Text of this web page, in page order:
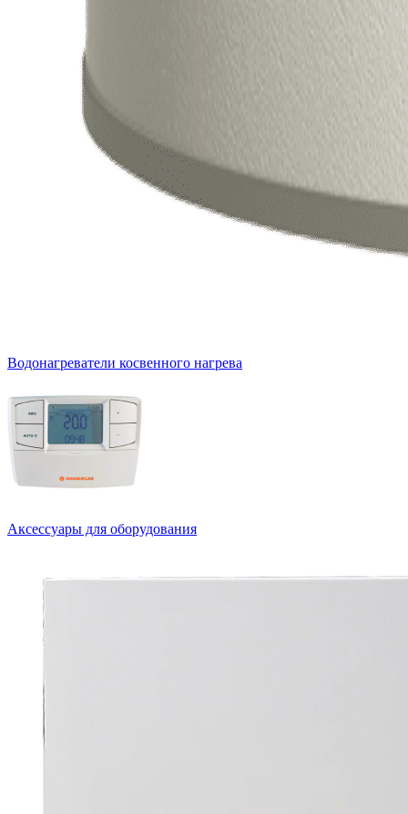
Водонагреватели косвенного нагрева
Аксессуары для оборудования